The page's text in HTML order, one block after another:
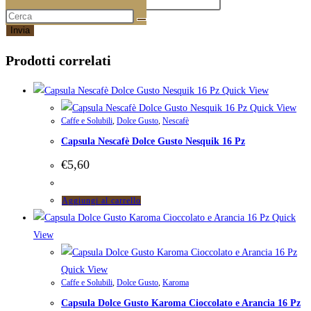
Prodotti correlati
Quick View
Quick View
Caffe e Solubili Dolce Gusto Nescafè
Capsula Nescafè Dolce Gusto Nesquik 16 Pz
€5,60
Aggiungi al carrello
Quick
View
Quick View
Caffe e Solubili, Dolce Gusto, Karoma
Capsula Dolce Gusto Karoma Cioccolato e Arancia 16 Pz